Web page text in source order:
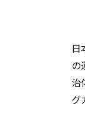
日
の
治
グ